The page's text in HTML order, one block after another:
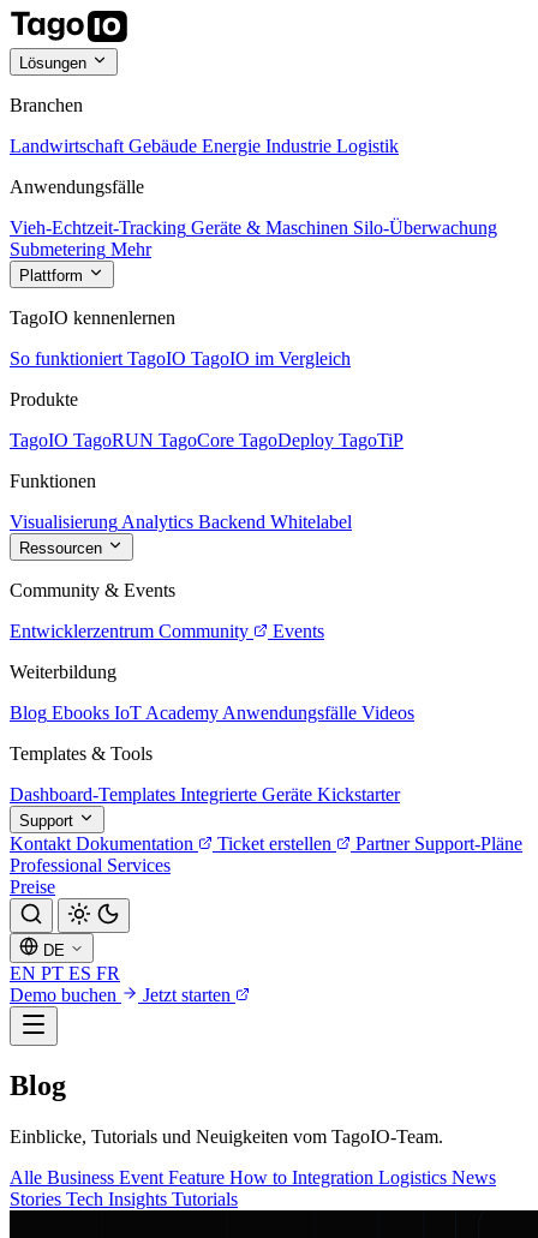
Lösungen
Branchen
Landwirtschaft Gebäude Energie Industrie Logistik
Anwendungsfälle
Vieh-Echtzeit-Tracking Geräte & Maschinen Silo-Überwachung
Submetering Mehr
Plattform
TagoIO kennenlernen
So funktioniert TagoIO TagoIO im Vergleich
Produkte
TagoIO TagoRUN TagoCore TagoDeploy TagoTiP
Funktionen
Visualisierung Analytics Backend Whitelabel
Ressourcen
Community & Events
Entwicklerzentrum Community
Events
Weiterbildung
Blog Ebooks IoT Academy Anwendungsfälle Videos
Templates & Tools
Dashboard-Templates Integrierte Geräte Kickstarter
Support
Kontakt Dokumentation Ticket erstellen Partner Support-Pläne
Professional Services
Preise
DE
EN PT ES FR
Demo buchen
Jetzt starten
Blog
Einblicke, Tutorials und Neuigkeiten vom TagoIO-Team.
Alle Business Event Feature How to Integration Logistics News
Stories Tech Insights Tutorials